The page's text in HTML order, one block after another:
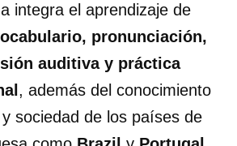
integra el aprendizaje de
pronunciación,
auditiva y práctica
, además del conocimiento
sociedad de los países de